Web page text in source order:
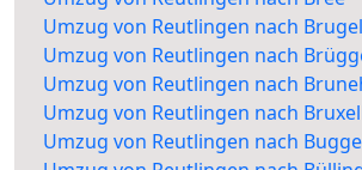
Umzug von Reutlingen nach
Umzug von Reutlingen nach
Umzug von Reutlingen nach
Umzug von Reutlingen nach
Umzug von Reutlingen nach